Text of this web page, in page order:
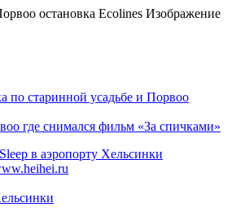
по старинной усадьбе и Порвоо
где снимался фильм «За спичками»